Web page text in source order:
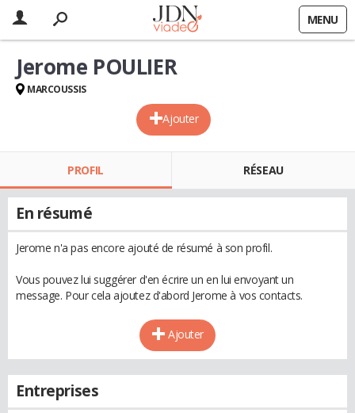
MENU
Ajouter
Jerome POULIER
MARCOUSSIS
PROFIL RÉSEAU
En résumé
Jerome n'a pas encore ajouté de résumé à son profil.
Vous pouvez lui suggérer d'en écrire un en lui envoyant un
message. Pour cela ajoutez d'abord Jerome à vos contacts.
Ajouter
Entreprises